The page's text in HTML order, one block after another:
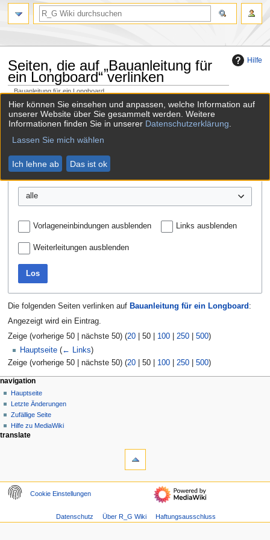
Hilfe
Seiten, die auf „Bauanleitung für
ein Longboard“ verlinken
Bauanleitung für ein Longboard
Zur
Navigation
springen
Zur
Suche
springen
Links auf diese Seite
Seite:
Namensraum:
alle
Vorlageneinbindungen ausblenden Links ausblenden
Weiterleitungen ausblenden
Los
Die folgenden Seiten verlinken auf Bauanleitung für ein Longboard :
Angezeigt wird ein Eintrag.
Zeige (vorherige 50| nächste 50) (20| 50| 100| 250| 500)
Hauptseite (← Links)
Zeige (vorherige 50| nächste 50) (20| 50| 100| 250| 500)
N
a
v
g
navigation
Hauptseite
Letzte Änderungen
Zufällige Seite
Hilfe zu MediaWiki
translate
Cookie Einstellungen
Datenschutz Über R_G Wiki Haftungsausschluss
Hier können Sie einsehen und anpassen, welche Information auf
unserer Website über Sie gesammelt werden. Weitere
Informationen finden Sie in unserer Datenschutzerklärung
Lassen Sie mich wählen
Ich lehne ab Das ist ok